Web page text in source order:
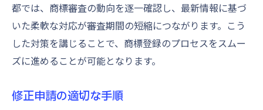
都では、商標審査の動向を逐一確認し、最新情報に基づ
いた柔軟な対応が審査期間の短縮につながります。こう
した対策を講じることで、商標登録のプロセスをスムー
ズに進めることが可能となります。
修正申請の適切な手順